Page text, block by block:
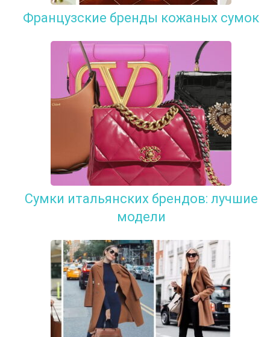
Французские бренды кожаных сумок
Сумки итальянских брендов: лучшие
модели